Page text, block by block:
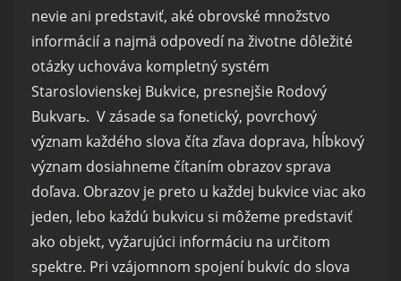
nevie ani predstaviť, aké obrovské množstvo
informácií a najmä odpovedí na životne dôležité
otázky uchováva kompletný systém
Staroslovienskej Bukvice, presnejšie Rodový
Bukvarь. V zásade sa fonetický, povrchový
význam každého slova číta zľava doprava, hĺbkový
význam dosiahneme čítaním obrazov sprava
doľava. Obrazov je preto u každej bukvice viac ako
jeden, lebo každú bukvicu si môžeme predstaviť
ako objekt, vyžarujúci informáciu na určitom
spektre. Pri vzájomnom spojení bukvíc do slova